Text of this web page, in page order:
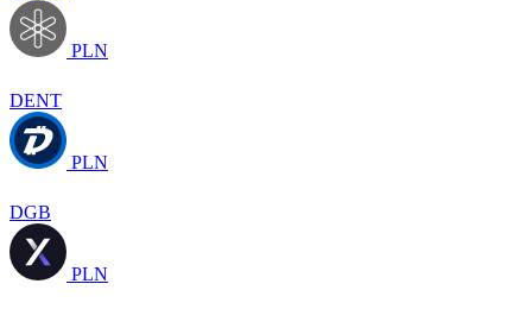
PLN
DENT
PLN
DGB
PLN